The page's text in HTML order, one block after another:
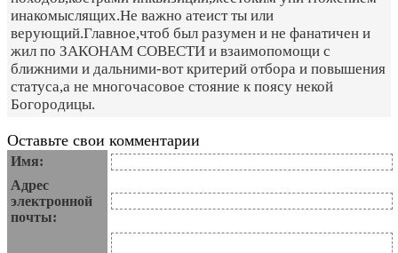
инакомыслящих.Не важно атеист ты или
верующий.Главное,чтоб был разумен и не фанатичен и
жил по ЗАКОНАМ СОВЕСТИ и взаимопомощи с
ближними и дальними-вот критерий отбора и повышения
статуса,а не многочасовое стояние к поясу некой
Богородицы.
Оставьте свои комментарии
Имя:
Адрес
электронной
почты: